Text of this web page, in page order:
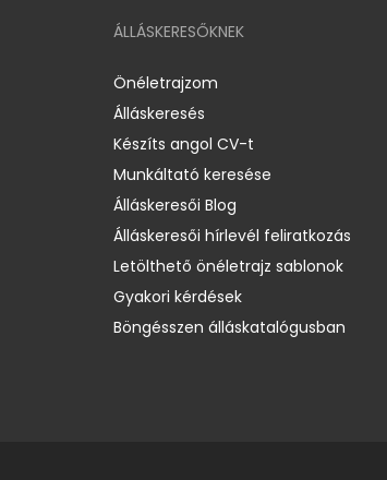
ÁLLÁSKERESŐKNEK
Önéletrajzom
Álláskeresés
Készíts angol CV-t
Munkáltató keresése
Álláskeresői Blog
Álláskeresői hírlevél feliratkozás
Letölthető önéletrajz sablonok
Gyakori kérdések
Böngésszen álláskatalógusban